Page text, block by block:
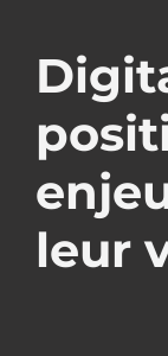
leur